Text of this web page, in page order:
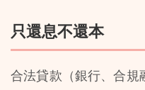
只還息不還本
合法貸款（銀行、合規